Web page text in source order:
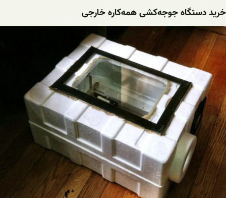
خرید دستگاه‌ جوجه‌کشی ‌همه‌کاره خارجی